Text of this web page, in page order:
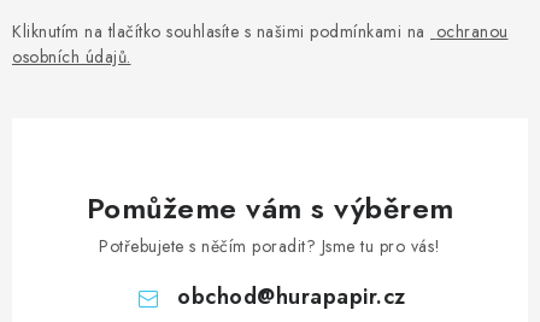
Kliknutím na tlačítko souhlasíte s našimi podmínkami na ochranou
osobních údajů.
Pomůžeme vám s výběrem
Potřebujete s něčím poradit? Jsme tu pro vás!
obchod@hurapapir.cz